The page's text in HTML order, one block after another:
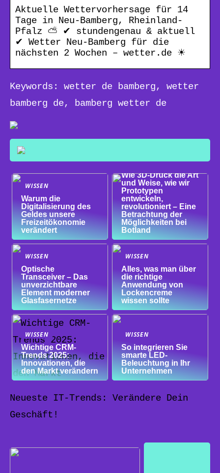
Aktuelle Wettervorhersage für 14
Tage in Neu-Bamberg, Rheinland-
Pfalz ⛅ ✔ stundengenau & aktuell
✔ Wetter Neu-Bamberg für die
nächsten 2 Wochen – wetter.de ☀
Keywords: wetter de bamberg, wetter
bamberg de, bamberg wetter de
WISSEN
Warum die
Digitalisierung des
Geldes unsere
Freizeitökonomie
verändert
WISSEN
Wie 3D-Druck die Art
und Weise, wie wir
Prototypen
entwickeln,
revolutioniert – Eine
Betrachtung der
Möglichkeiten bei
Botland
WISSEN
Optische
Transceiver – Das
unverzichtbare
Element moderner
Glasfasernetze
WISSEN
Alles, was man über
die richtige
Anwendung von
Lockencreme
wissen sollte
WISSEN
Wichtige CRM-
Trends 2025:
Innovationen, die
den Markt verändern
WISSEN
So integrieren Sie
smarte LED-
Beleuchtung in Ihr
Unternehmen
Neueste IT-Trends: Verändere Dein
Geschäft!